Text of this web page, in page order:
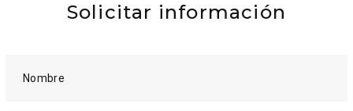
Solicitar información
Nombre